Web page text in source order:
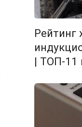
Рейтинг
| ТОП-11